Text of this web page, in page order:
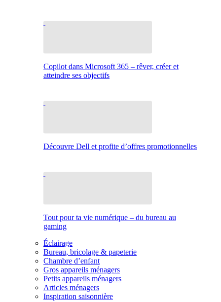
Copilot dans Microsoft 365 – rêver, créer et
atteindre ses objectifs
Découvre Dell et profite d’offres promotionnelles
Tout pour ta vie numérique – du bureau au
gaming
Éclairage
Bureau, bricolage & papeterie
Chambre d’enfant
Gros appareils ménagers
Petits appareils ménagers
Articles ménagers
Inspiration saisonnière